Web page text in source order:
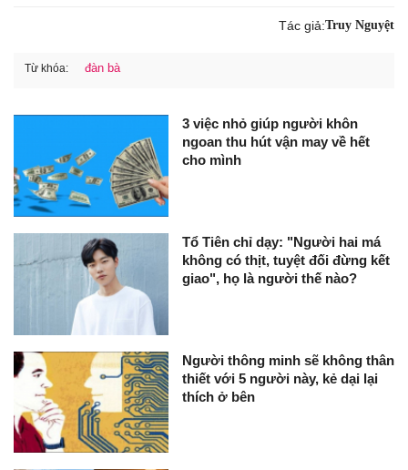
Tác giả:Truy Nguyệt
Từ khóa: đàn bà
3 việc nhỏ giúp người khôn
ngoan thu hút vận may về hết
cho mình
Tổ Tiên chỉ dạy: "Người hai má
không có thịt, tuyệt đối đừng kết
giao", họ là người thế nào?
Người thông minh sẽ không thân
thiết với 5 người này, kẻ dại lại
thích ở bên